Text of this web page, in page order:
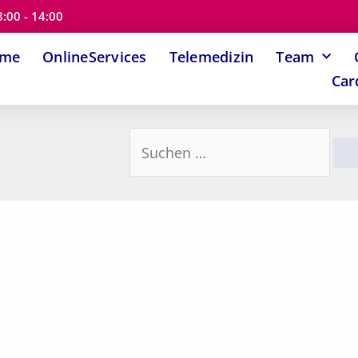
- 14:00
OnlineServices Telemedizin Team
nach: